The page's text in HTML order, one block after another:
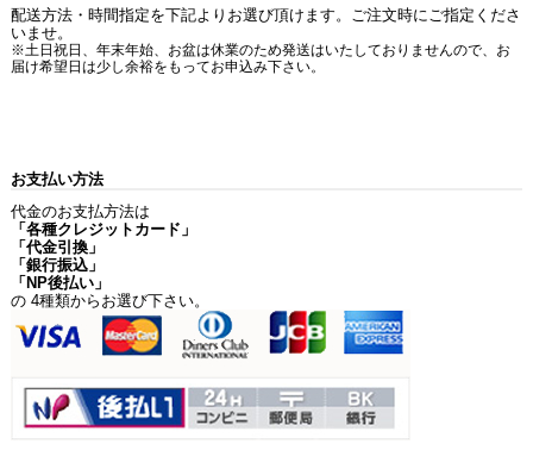
配送方法・時間指定を下記よりお選び頂けます。ご注文時にご指定くださ
いませ。
※土日祝日、年末年始、お盆は休業のため発送はいたしておりませんので、お
届け希望日は少し余裕をもってお申込み下さい。
お支払い方法
代金のお支払方法は
「各種クレジットカード」
「代金引換」
「銀行振込」
「NP後払い」
の 4種類からお選び下さい。